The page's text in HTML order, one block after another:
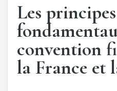
Les principes
convention
la France et